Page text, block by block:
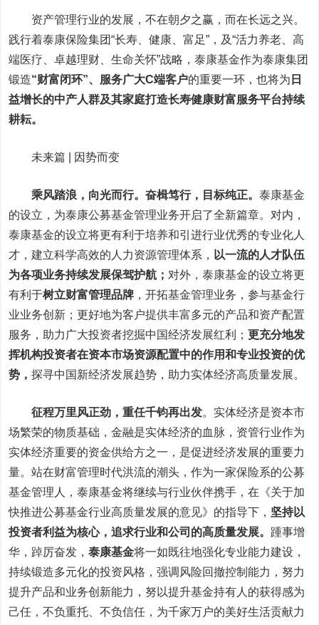
资产管理行业的发展，不在朝夕之赢，而在长远之兴。
践行着泰康保险集团“长寿、健康、富足”，及“活力养老、高
端医疗、卓越理财、生命关怀”战略，泰康基金作为泰康集团
锻造“财富闭环”、服务广大C端客户的重要一环，也将为 日
益增长的中产人群及其家庭打造长寿健康财富服务平台持续
耕耘。
未来篇 | 因势而变
乘风踏浪，向光而行。奋楫笃行，目标纯正。泰康基金
的设立，为泰康公募基金管理业务开启了全新篇章。对内，
泰康基金的设立将更有利于培养和引进行业优秀的专业化人
才，建立科学高效的人力资源管理体系 ， 以一流的人才队伍
为各项业务持续发展保驾护航； 对外，泰康基金的设立将更
有利于树立财富管理品牌 ，开拓基金管理业务，参与基金行
业业务创新；更好地为客户提供丰富多元的产品和资产配置
服务，助力广大投资者挖掘中国经济发展红利；更充分地发
挥机构投资者在资本市场资源配置中的作用和专业投资的优
势，探寻中国新经济发展趋势，助力实体经济高质量发展。
征程万里风正劲，重任千钧再出发。 实体经济是资本市
场繁荣的物质基础，金融是实体经济的血脉，资管行业作为
实体经济重要的资金供给方之一，是促进经济发展的重要力
量。站在财富管理时代洪流的潮头，作为一家保险系的公募
基金管理人，泰康基金将继续与行业伙伴携手，在《关于加
快推进公募基金行业高质量发展的意见》的指导下， 坚持以
投资者利益为核心，追求行业和公司的高质量发展。 踵事增
华，踔厉奋发，泰康基金将一如既往地强化专业能力建设，
持续锻造多元化的投资风格，强调风险回撤控制能力，努力
提升产品和业务创新能力，努以提升基金持有人的获得感为
己任，不负重托、不负信任，为千家万户的美好生活贡献力